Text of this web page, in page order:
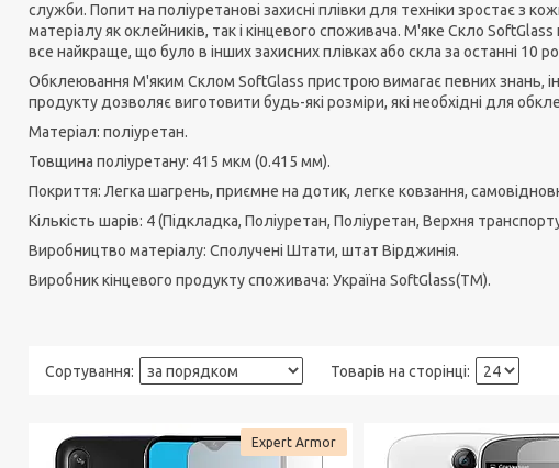
служби. Попит на поліуретанові захисні плівки для техніки зростає з
матеріалу як оклейників, так і кінцевого споживача. М'яке Скло
все найкраще, що було в інших захисних плівках або скла за останні 10
Обклеювання М'яким Склом SoftGlass пристрою вимагає певних знань,
продукту дозволяє виготовити будь-які розміри, які необхідні для
Матеріал: поліуретан.
Товщина поліуретану: 415 мкм (0.415 мм).
Покриття: Легка шагрень, приємне на дотик, легке ковзання,
Кількість шарів: 4 (Підкладка, Поліуретан, Поліуретан, Верхня
Виробництво матеріалу: Сполучені Штати, штат Вірджинія.
Виробник кінцевого продукту споживача: Україна SoftGlass(TM).
Expert Armor